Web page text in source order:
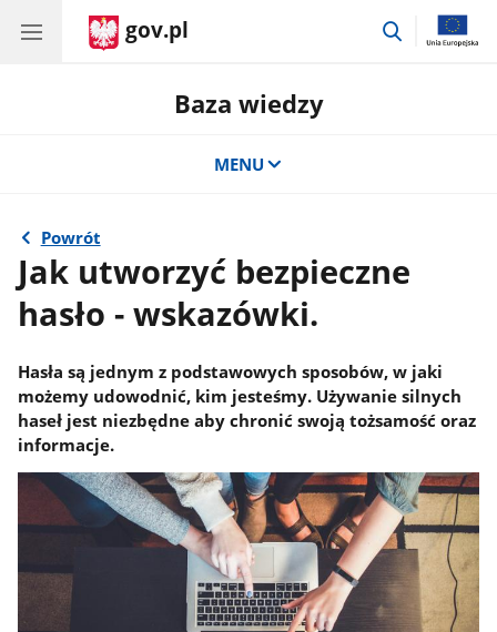
gov.pl
przejdź
Baza wiedzy
MENU
Powrót
Jak utworzyć bezpieczne
hasło - wskazówki.
Hasła są jednym z podstawowych sposobów, w jaki
możemy udowodnić, kim jesteśmy. Używanie silnych
haseł jest niezbędne aby chronić swoją tożsamość oraz
informacje.